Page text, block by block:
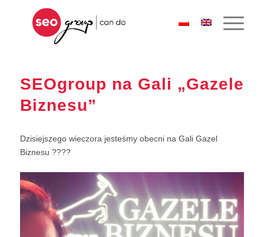
SEOgroup na Gali „Gazele
Biznesu”
Dzisiejszego wieczora jesteśmy obecni na Gali Gazel
Biznesu ????